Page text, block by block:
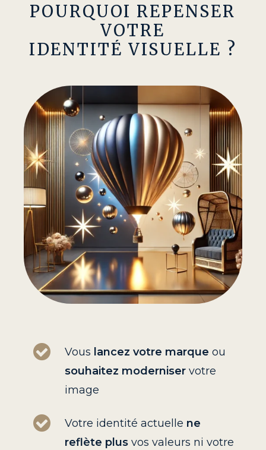
POURQUOI REPENSER
VOTRE
IDENTITÉ VISUELLE ?
Vous lancez votre marque ou
souhaitez moderniservotre
image
Votre identité actuelle ne
reflète plusvos valeurs ni votre